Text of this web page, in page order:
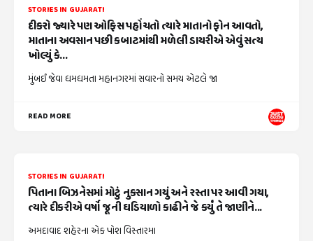
STORIES IN GUJARATI
દીકરો જ્યારે પણ ઓફિસ પહોંચતો ત્યારે માતાનો ફોન આવતો,
માતાના અવસાન પછી કબાટમાંથી મળેલી ડાયરીએ એવું સત્ય
ખોલ્યું કે...
મુંબઈ જેવા ધમધમતા મહાનગરમાં સવારનો સમય એટલે જા
READ MORE
STORIES IN GUJARATI
પિતાના બિઝનેસમાં મોટું નુકસાન ગયું અને રસ્તા પર આવી ગયા,
ત્યારે દીકરીએ વર્ષો જૂની ઘડિયાળો કાઢીને જે કર્યું તે જાણીને...
અમદાવાદ શહેરના એક પોશ વિસ્તારમા